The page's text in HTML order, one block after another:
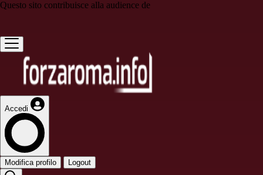
Questo sito contribuisce alla audience de
Accedi
Modifica profilo Logout